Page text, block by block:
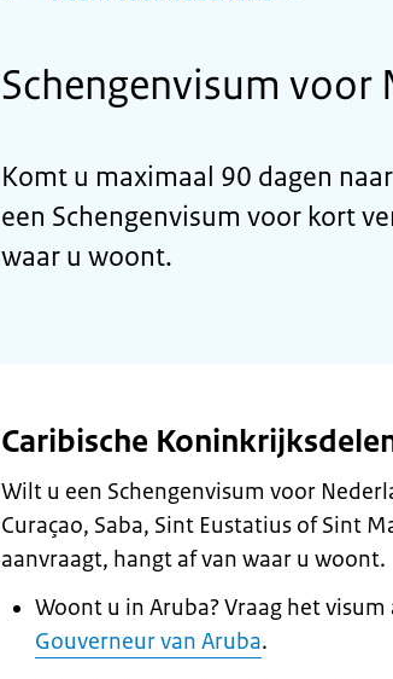
Schengenvisum voor
Komt u maximaal 90 dagen
een Schengenvisum voor kort
waar u woont.
Caribische
Wilt u een Schengenvisum voor
Curaçao, Saba, Sint Eustatius of Sint
aanvraagt, hangt af van waar u woont.
Woont u in Aruba? Vraag het
Gouverneur van Aruba.